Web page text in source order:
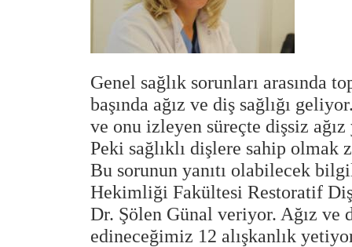
Genel sağlık sorunları arasında
başında ağız ve diş sağlığı
ve onu izleyen süreçte dişsiz ağız
Peki sağlıklı dişlere sahip olmak
Bu sorunun yanıtı olabilecek
Hekimliği Fakültesi Restoratif
Dr. Şölen Günal veriyor. Ağız ve
edineceğimiz 12 alışkanlık